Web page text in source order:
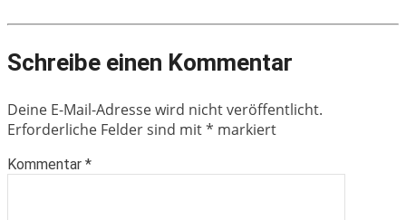
Schreibe einen Kommentar
Deine E-Mail-Adresse wird nicht veröffentlicht.
Erforderliche Felder sind mit* markiert
Kommentar *